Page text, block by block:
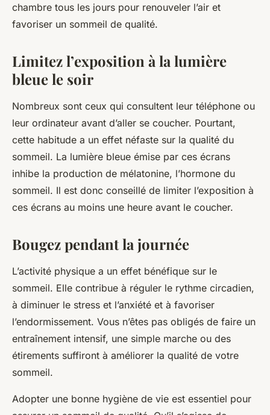
chambre tous les jours pour renouveler l’air et
favoriser un sommeil de qualité.
Limitez l’exposition à la lumière
bleue le soir
Nombreux sont ceux qui consultent leur téléphone ou
leur ordinateur avant d’aller se coucher. Pourtant,
cette habitude a un effet néfaste sur la qualité du
sommeil. La lumière bleue émise par ces écrans
inhibe la production de mélatonine, l’hormone du
sommeil. Il est donc conseillé de limiter l’exposition à
ces écrans au moins une heure avant le coucher.
Bougez pendant la journée
L’activité physique a un effet bénéfique sur le
sommeil. Elle contribue à réguler le rythme circadien,
à diminuer le stress et l’anxiété et à favoriser
l’endormissement. Vous n’êtes pas obligés de faire un
entraînement intensif, une simple marche ou des
étirements suffiront à améliorer la qualité de votre
sommeil.
Adopter une bonne hygiène de vie est essentiel pour